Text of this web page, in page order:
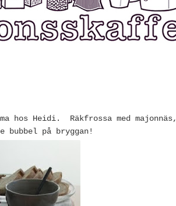
hos Heidi. Räkfrossa med majonnäs,
på bryggan!